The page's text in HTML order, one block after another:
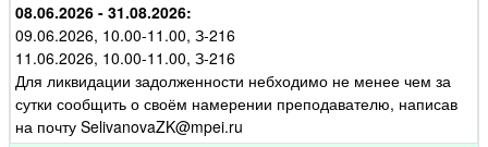
08.06.2026 - 31.08.2026:
09.06.2026, 10.00-11.00, З-216
11.06.2026, 10.00-11.00, З-216
Для ликвидации задолженности небходимо не менее чем за
сутки сообщить о своём намерении преподавателю, написав
на почту SelivanovaZK@mpei.ru